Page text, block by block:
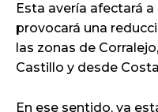
Esta avería afectará
provocará una
las zonas de
Castillo y desde
En ese sentido, ya